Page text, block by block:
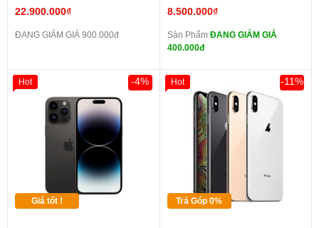
22.900.000₫
ĐANG GIẢM GIÁ 900.000đ
8.500.000₫
Sản Phẩm ĐANG GIẢM GIÁ
400.000đ
Giá tốt !
-4%
Hot
Trả Góp 0%
-11%
Hot